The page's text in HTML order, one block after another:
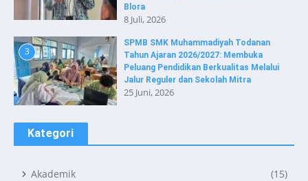
Blora
8 Juli, 2026
3
SPMB SMK Muhammadiyah Todanan
Tahun Ajaran 2026/2027: Membuka
Peluang Pendidikan Berkualitas Melalui
Jalur Reguler dan Sekolah Mitra
25 Juni, 2026
Kategori
Akademik (15)